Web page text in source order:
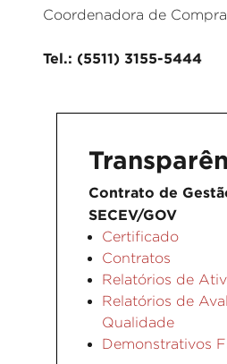
Coordenadora de
Tel.: (5511) 3155-5444
Contrato de
SECEV/GOV
Certificado
Contratos
Relatórios de
Relatórios de
Qualidade
Demonstrativos